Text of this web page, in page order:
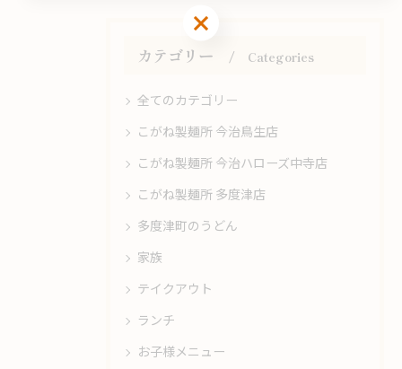
カテゴリー Categories
全てのカテゴリー
こがね製麺所 今治鳥生店
こがね製麺所 今治ハローズ中寺店
こがね製麺所 多度津店
多度津町のうどん
家族
テイクアウト
ランチ
お子様メニュー
お問い合わせはこちら